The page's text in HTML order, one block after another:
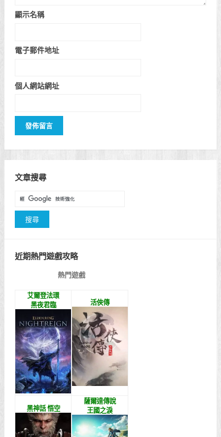
顯示名稱
電子郵件地址
個人網站網址
文章搜尋
近期熱門遊戲攻略
熱門遊戲
艾爾登法環
黑夜君臨
活俠傳
黑神話 悟空
薩爾達傳說
王國之淚